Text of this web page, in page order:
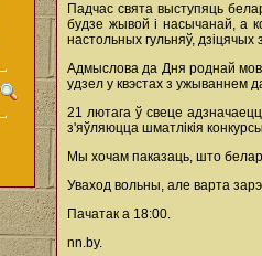
Падчас свята выступяць
будзе жывой і насычанай, а
настольных гульняў, дзіцячых
Адмыслова да Дня роднай
удзел у квэстах з ужываннем
21 лютага ў свеце
з'яўляюцца шматлікія
Мы хочам паказаць, што
Уваход вольны, але варта
Пачатак а 18:00.
nn.by.